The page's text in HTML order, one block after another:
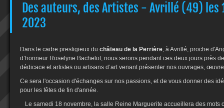
Des auteurs, des Artistes - Avrillé (49) les
2023
Dans le cadre prestigieux du château de la Perrière, à Avrillé, proche
d’honneur Roselyne Bachelot, nous serons pendant ces deux jours près
dédicace et artistes ou artisans d’art venant présenter nos ouvrages,
Ce sera l'occasion d'échanges sur nos passions, et de vous donner des
pour les fêtes de fin d'année.
Le samedi 18 novembre, la salle Reine Marguerite accueillera des mots